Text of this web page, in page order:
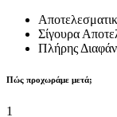
Σίγουρα
Πλήρης
Πώς προχωράμε μετά;
1